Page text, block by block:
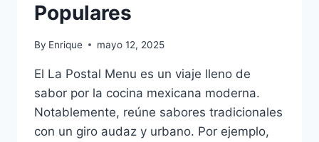
Populares
By Enrique mayo 12, 2025
El La Postal Menu es un viaje lleno de
sabor por la cocina mexicana moderna.
Notablemente, reúne sabores tradicionales
con un giro audaz y urbano. Por ejemplo,